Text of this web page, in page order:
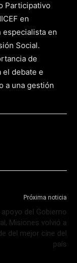
Participativo
en
en
Social.
de
el debate e
a una gestión
Próxima noticia
apoyo del Gobierno
Misiones volvió a
del mejor cine del
país